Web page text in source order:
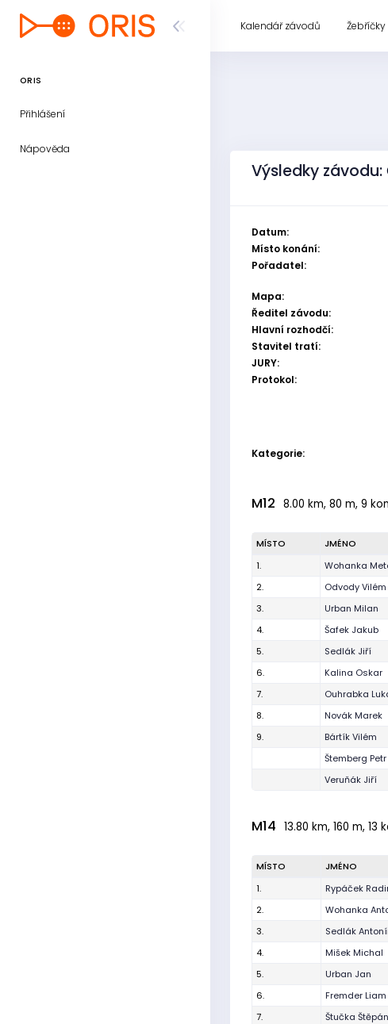
ORIS
Přihlášení
Nápověda
Kalendář závodů Žebříčky
Výsledky závodu:
Datum:
Místo konání:
Pořadatel:
Mapa:
Ředitel závodu:
Hlavní rozhodčí:
Stavitel tratí:
JURY:
Protokol:
Kategorie:
M12 8.00 km, 80 m, 9
MÍSTO JMÉNO
1.
Wohanka
2.
Odvody Vilém
3.
Urban Milan
4.
Šafek Jakub
5.
Sedlák Jiří
6.
Kalina Oskar
7.
Ouhrabka
8.
Novák Marek
9.
Bártík Vilém
Štemberg Petr
Veruňák Jiří
M14 13.80 km, 160 m, 13
MÍSTO JMÉNO
1.
Rypáček
2.
Wohanka
3.
Sedlák
4.
Mišek Michal
5.
Urban Jan
6.
Fremder Liam
7.
Štučka Štěpán